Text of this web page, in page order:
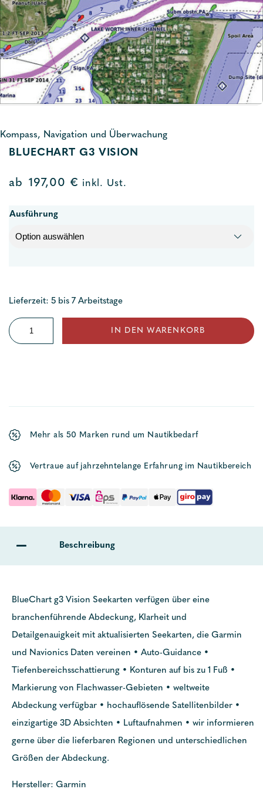
Kompass, Navigation und Überwachung
BLUECHART G3 VISION
ab 197,00 € inkl. Ust.
Ausführung
Lieferzeit: 5 bis 7 Arbeitstage
BlueChart
G3
IN DEN WARENKORB
Mehr als 50 Marken rund um Nautikbedarf
Vertraue auf jahrzehntelange Erfahrung im Nautikbereich
Beschreibung
BlueChart g3 Vision Seekarten verfügen über eine
branchenführende Abdeckung, Klarheit und
Detailgenauigkeit mit aktualisierten Seekarten, die Garmin
und Navionics Daten vereinen • Auto-Guidance •
Tiefenbereichsschattierung • Konturen auf bis zu 1 Fuß •
Markierung von Flachwasser-Gebieten • weltweite
Abdeckung verfügbar • hochauflösende Satellitenbilder •
einzigartige 3D Absichten • Luftaufnahmen • wir informieren
gerne über die lieferbaren Regionen und unterschiedlichen
Größen der Abdeckung.
Hersteller: Garmin